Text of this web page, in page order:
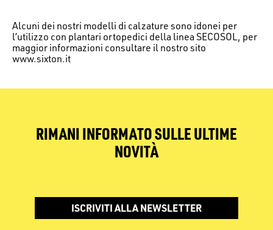
Alcuni dei nostri modelli di calzature sono idonei per
l’utilizzo con plantari ortopedici della linea SECOSOL, per
maggior informazioni consultare il nostro sito
www.sixton.it
RIMANI INFORMATO SULLE ULTIME
NOVITÀ
ISCRIVITI ALLA NEWSLETTER